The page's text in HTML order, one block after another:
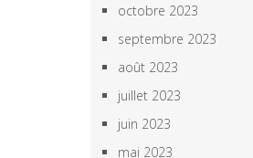
octobre 2023
septembre 2023
août 2023
juillet 2023
juin 2023
mai 2023